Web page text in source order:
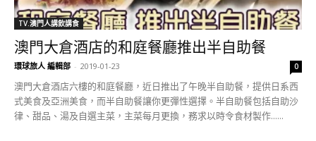
TV.澳門人講飲講食
澳門大倉酒店的和庭餐廳推出半自助餐
環球旅人 編輯部 - 2019-01-23 0
澳門大倉酒店六樓的和庭餐廳，近日推出了午晚半自助餐，提供日系西
式美食及亞洲美食，而半自助餐讓你更彈性選擇。半自助餐包括自助沙
律、甜品、湯及自選主菜，主菜每月更換，務求以時令食材製作......